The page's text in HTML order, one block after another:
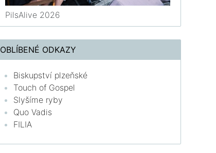
PilsAlive 2026
OBLÍBENÉ ODKAZY
Biskupství plzeňské
Touch of Gospel
Slyšíme ryby
Quo Vadis
FILIA